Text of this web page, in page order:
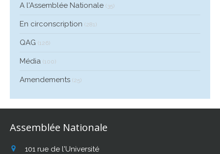
A l'Assemblée Nationale (35)
En circonscription (281)
QAG (126)
Média (100)
Amendements (25)
Assemblée Nationale
101 rue de l'Université